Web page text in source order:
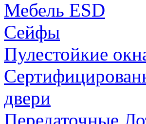
Мебель ESD
Сейфы
Пулестойкие
двери